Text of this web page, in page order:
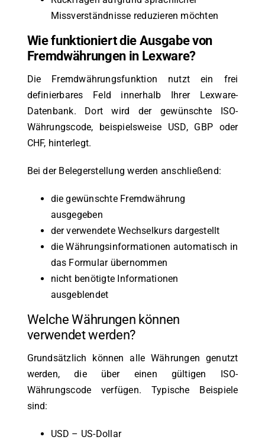
Missverständnisse reduzieren möchten
Wie funktioniert die Ausgabe von
Fremdwährungen in Lexware?
Die Fremdwährungsfunktion nutzt ein frei
definierbares Feld innerhalb Ihrer Lexware-
Datenbank. Dort wird der gewünschte ISO-
Währungscode, beispielsweise USD, GBP oder
CHF, hinterlegt.
Bei der Belegerstellung werden anschließend:
die gewünschte Fremdwährung
ausgegeben
der verwendete Wechselkurs dargestellt
die Währungsinformationen automatisch in
das Formular übernommen
nicht benötigte Informationen
ausgeblendet
Welche Währungen können
verwendet werden?
Grundsätzlich können alle Währungen genutzt
werden, die über einen gültigen ISO-
Währungscode verfügen. Typische Beispiele
sind:
USD – US-Dollar